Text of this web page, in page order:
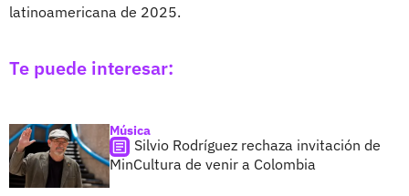
latinoamericana de 2025.
Te puede interesar:
Música
Silvio Rodríguez rechaza invitación de
MinCultura de venir a Colombia